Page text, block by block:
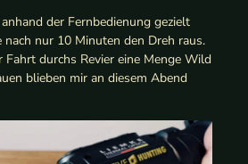
der Fernbedienung gezielt
nur 10 Minuten den Dreh raus.
Fahrt durchs Revier eine Menge Wild
blieben mir an diesem Abend